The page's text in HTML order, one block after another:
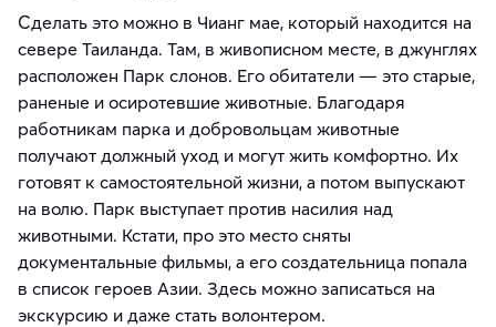
Сделать это можно в Чианг мае, который находится на
севере Таиланда. Там, в живописном месте, в джунглях
расположен Парк слонов. Его обитатели — это старые,
раненые и осиротевшие животные. Благодаря
работникам парка и добровольцам животные
получают должный уход и могут жить комфортно. Их
готовят к самостоятельной жизни, а потом выпускают
на волю. Парк выступает против насилия над
животными. Кстати, про это место сняты
документальные фильмы, а его создательница попала
в список героев Азии. Здесь можно записаться на
экскурсию и даже стать волонтером.